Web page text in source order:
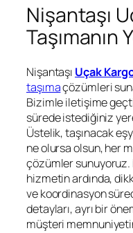
Nişantaşı
Taşımanın
Nişantaşı Uçak
taşımaçözümleri
Bizimle iletişime
sürede istediğiniz
Üstelik, taşınacak
ne olursa olsun, her
çözümler sunuyoruz.
hizmetin ardında,
ve koordinasyon
detayları, ayrı bir
müşteri